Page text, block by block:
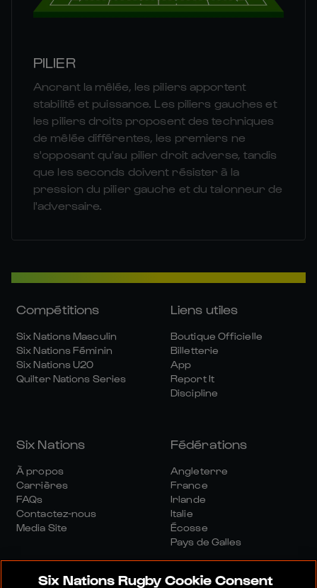
PILIER
Ancrant la mêlée, les piliers apportent
stabilité et puissance. Les piliers gauches et
les piliers droits proposent des techniques
de mêlée différentes, les premiers ne
s'opposant qu'au pilier droit adverse, tandis
que les seconds doivent résister à la
pression du pilier gauche et du talonneur de
l'adversaire.
Compétitions
Six Nations Masculin
Six Nations Féminin
Six Nations U20
Quilter Nations Series
Liens utiles
Boutique Officielle
Billetterie
App
Report It
Discipline
Six Nations
À propos
Carrières
FAQs
Contactez-nous
Media Site
Fédérations
Angleterre
France
Irlande
Italie
Écosse
Pays de Galles
Six Nations Rugby Cookie Consent